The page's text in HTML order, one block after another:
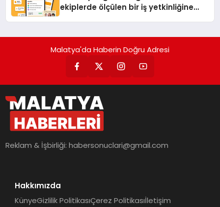
ekiplerde ölçülen bir iş yetkinliğine
Malatya'da Haberin Doğru Adresi
Reklam & İşbirliği:habersonuclari@gmail.com
Hakkımızda
KünyeGizlilik PolitikasıÇerez Politikasıİletişim